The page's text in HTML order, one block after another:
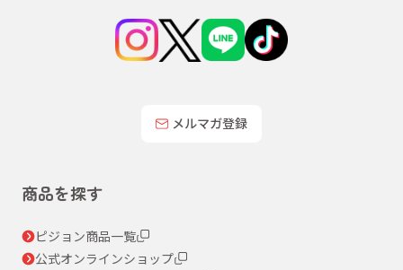
メルマガ登録
商品を探す
ピジョン商品一覧
公式オンラインショップ